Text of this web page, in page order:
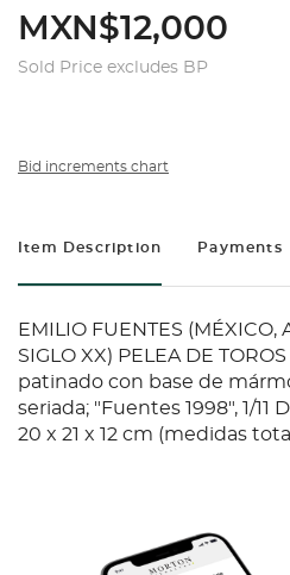
MXN$12,000
Sold Price excludes BP
Bid increments chart
Item Description Payments
EMILIO FUENTES (MÉXICO,
SIGLO XX) PELEA DE
patinado con base de
seriada; "Fuentes 1998", 1/11
20 x 21 x 12 cm (medidas